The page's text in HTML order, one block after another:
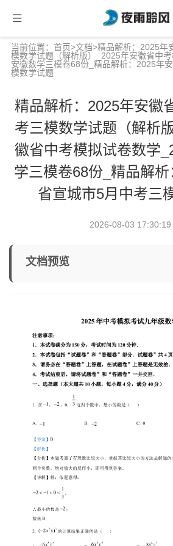
当前位置： 首页>文档>精品解析：2025年
模数学试题（解析版）_2025年安徽省中
安徽数学三模卷68份_精品解析：2025年
模数学试题
精品解析：2025年安徽
考三模数学试题（解析
徽省中考模拟试卷数学
学三模卷68份_精品解
省宣城市5月中考三
2026-08-03 17:30:19
文档预览